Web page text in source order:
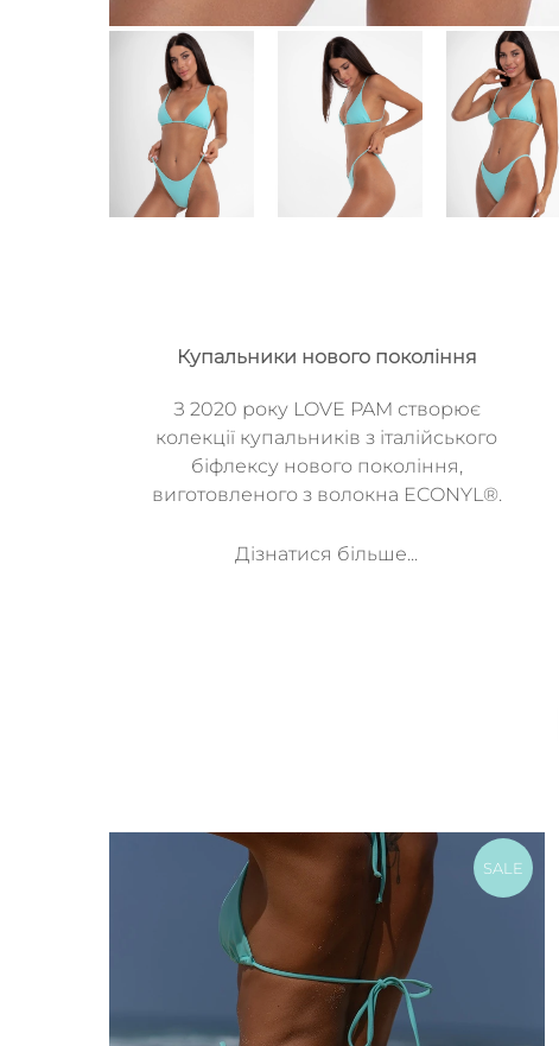
Купальники нового покоління
З 2020 року LOVE PAM створює
колекції купальників з італійського
біфлексу нового покоління,
виготовленого з волокна ECONYL®.
Дізнатися більше...
SALE